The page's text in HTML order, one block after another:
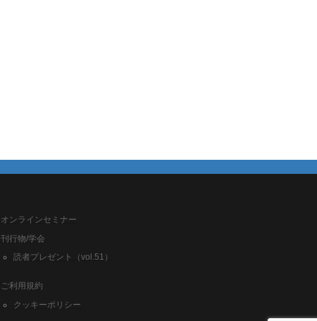
オンラインセミナー
刊行物/学会
読者プレゼント（vol.51）
ご利用規約
クッキーポリシー